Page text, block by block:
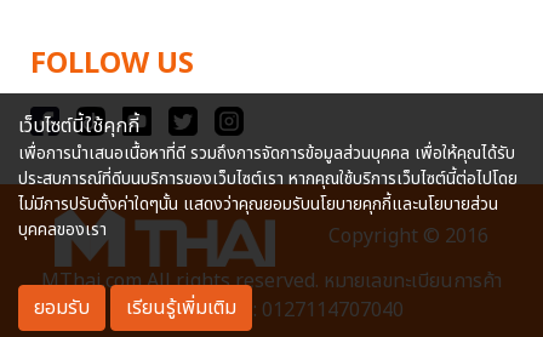
FOLLOW US
Copyright © 2016
MThai.com All rights reserved. หมายเลขทะเบียนการค้า
อิเล็กทรอนิกส์ : 0127114707040
เว็บไซต์นี้ใช้คุกกี้
เพื่อการนำเสนอเนื้อหาที่ดี รวมถึงการจัดการข้อมูลส่วนบุคคล เพื่อให้คุณได้รับ
ประสบการณ์ที่ดีบนบริการของเว็บไซต์เรา หากคุณใช้บริการเว็บไซต์นี้ต่อไปโดย
ไม่มีการปรับตั้งค่าใดๆนั้น แสดงว่าคุณยอมรับนโยบายคุกกี้และนโยบายส่วน
บุคคลของเรา
ยอมรับ เรียนรู้เพิ่มเติม